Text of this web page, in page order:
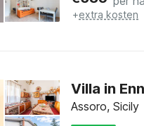
+extra kosten
Villa in
Assoro, Sicily